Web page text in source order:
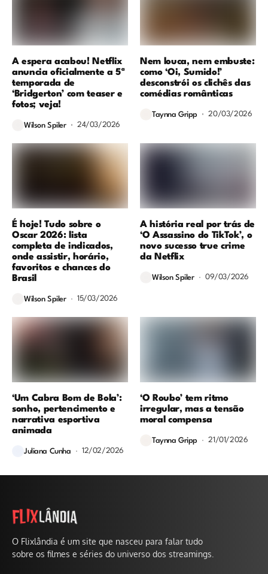
A espera acabou! Netflix
anuncia oficialmente a 5ª
temporada de
‘Bridgerton’ com teaser e
fotos; veja!
Wilson Spiler 24/03/2026
Nem louca, nem embuste:
como ‘Oi, Sumido!’
desconstrói os clichês das
comédias românticas
Taynna Gripp 20/03/2026
É hoje! Tudo sobre o
Oscar 2026: lista
completa de indicados,
onde assistir, horário,
favoritos e chances do
Brasil
Wilson Spiler 15/03/2026
A história real por trás de
‘O Assassino do TikTok’, o
novo sucesso true crime
da Netflix
Wilson Spiler 09/03/2026
‘Um Cabra Bom de Bola’:
sonho, pertencimento e
narrativa esportiva
animada
Juliana Cunha 12/02/2026
‘O Roubo’ tem ritmo
irregular, mas a tensão
moral compensa
Taynna Gripp 21/01/2026
O Flixlândia é um site que nasceu para falar tudo
sobre os filmes e séries do universo dos streamings.